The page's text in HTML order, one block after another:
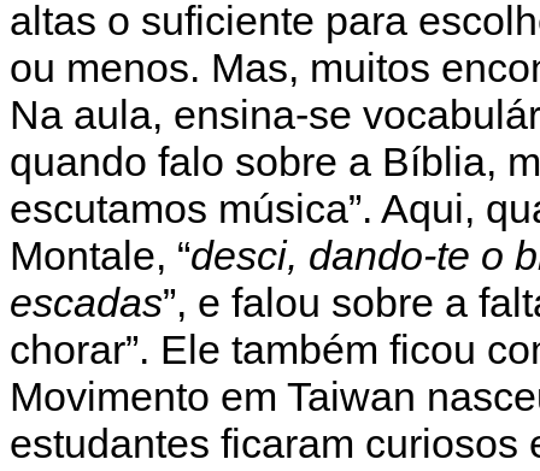
altas o suficiente para
ou menos. Mas, muitos
Na aula, ensina-se
quando falo sobre a Bíblia,
escutamos música”. Aqui,
Montale, “desci, dando-te o
escadas”, e falou sobre a
chorar”. Ele também ficou
Movimento em Taiwan
estudantes ficaram